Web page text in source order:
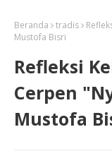
Beranda tradis
Mustofa Bisri
Refleksi
Cerpen
Mustofa